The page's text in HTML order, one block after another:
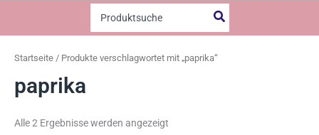
for:
Startseite / Produkte verschlagwortet mit „paprika“
paprika
Alle 2 Ergebnisse werden angezeigt